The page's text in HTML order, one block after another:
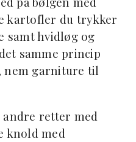
kartofler du trykker
samt hvidløg og
samme princip
nem garniture til
andre retter med
knold med